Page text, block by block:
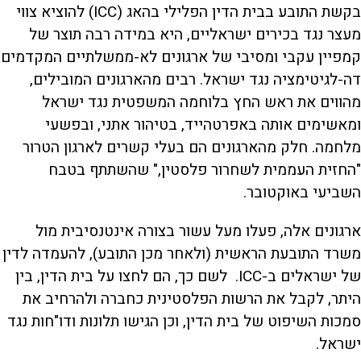
בקשת התובע בבית הדין הפלילי בהאג (ICC) להוציא צווי
מעצר נגד בכירים ישראליים, היא במידה רבה תוצר של
קמפיין עקבי ומסיבי של ארגונים לא-ממשלתיים המקדמים
דה-לגיטימציה נגד ישראל. רבים מהארגונים המובילים,
מהווים את ראש החץ בלוחמה המשפטית נגד ישראל
ומאשימים אותה באפרטהייד, בטיהור אתני, ובפשעי
מלחמה. חלק מהארגונים הם בעלי קשרים לארגון הטרור
"החזית העממית לשחרור פלסטין," שהשתתף בטבח
השביעי באוקטובר.
ארגונים אלה, פעלו מעל עשור בצורה אינטנסיבית מול
משרד התובעת הראשית (ולאחר מכן התובע), להעמדה לדין
של ישראלים ב-ICC. לשם כך, הם לחצו על בית הדין, בין
היתר, לקבל את הרשות הפלסטינית כחברה ולהרחיב את
סמכות השיפוט של בית הדין, וכן הגישו תלונות ודו"חות נגד
ישראל.